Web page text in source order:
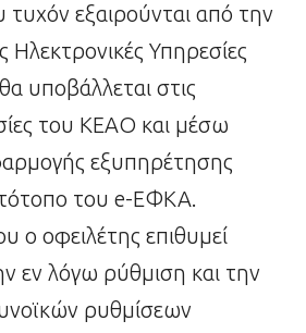
τυχόν εξαιρούνται από την
Ηλεκτρονικές Υπηρεσίες
υποβάλλεται στις
του ΚΕΑΟ και μέσω
εξυπηρέτησης
του e-ΕΦΚΑ.
ο οφειλέτης επιθυμεί
εν λόγω ρύθμιση και την
ρυθμίσεων